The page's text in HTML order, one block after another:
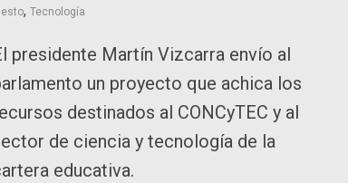
, Tecnología
presidente Martín Vizcarra envío al
un proyecto que achica los
destinados al CONCyTEC y al
de ciencia y tecnología de la
educativa.